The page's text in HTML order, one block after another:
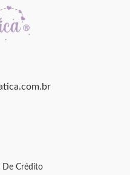
De Crédito